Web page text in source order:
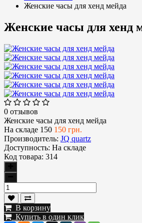
Женские часы для хенд мейда
Женские часы для хенд
0 отзывов
Женские часы для хенд мейда
На складе 150 150 грн.
Производитель: JQ quartz
Доступность: На складе
Код товара: 314
В корзину
Купить в один клик